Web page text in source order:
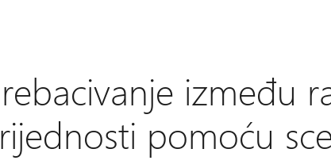
između
pomoću